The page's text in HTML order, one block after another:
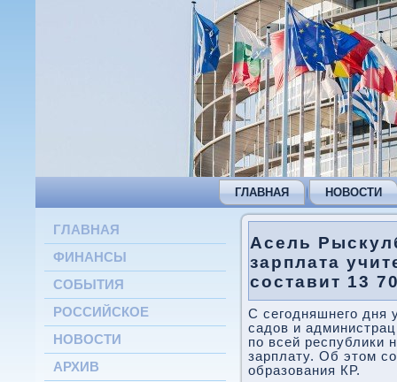
ГЛАВНАЯ НОВОСТИ
ГЛАВНАЯ
ФИНАНСЫ
СОБЫТИЯ
РОССИЙСКОЕ
НОВОСТИ
АРХИВ
Асель
зарплата
составит 13
С сегодняшнего дня
садов и
по всей республики
зарплату. Об этом
образования КР.